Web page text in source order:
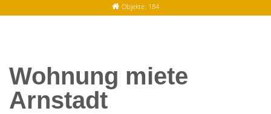
Objekte: 184
Wohnung miete
Arnstadt